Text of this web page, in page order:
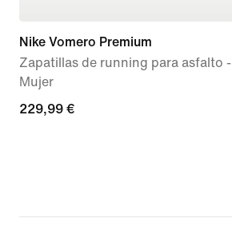
Nike Vomero Premium
Zapatillas de running para asfalto -
Mujer
229,99 €
229,99 €